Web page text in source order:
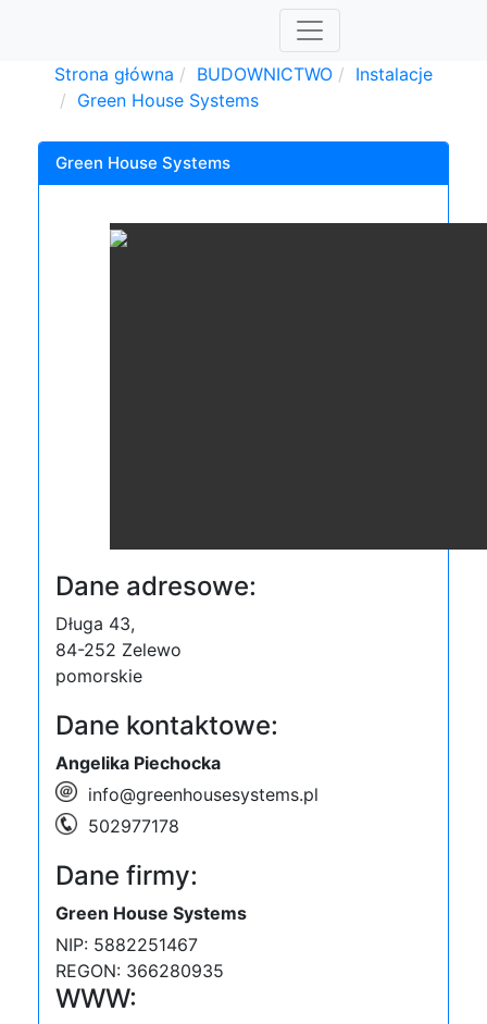
Strona główna BUDOWNICTWO
Instalacje
Green House Systems
Green House Systems
Dane adresowe:
Długa 43,
84-252 Zelewo
pomorskie
Dane kontaktowe:
Angelika Piechocka
info@greenhousesystems.pl
502977178
Dane firmy:
Green House Systems
NIP: 5882251467
REGON: 366280935
WWW: